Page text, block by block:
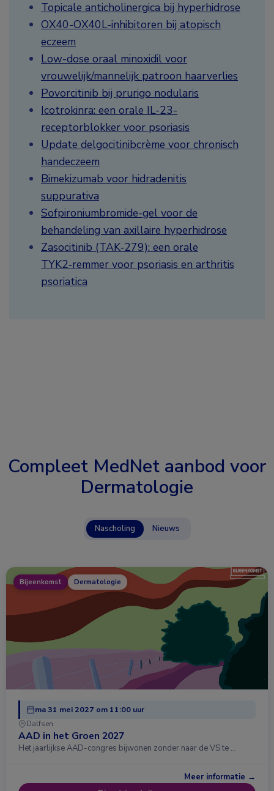
Topicale anticholinergica bij hyperhidrose
OX40-OX40L-inhibitoren bij atopisch
eczeem
Low-dose oraal minoxidil voor
vrouwelijk/mannelijk patroon haarverlies
Povorcitinib bij prurigo nodularis
Icotrokinra: een orale IL-23-
receptorblokker voor psoriasis
Update delgocitinibcrème voor chronisch
handeczeem
Bimekizumab voor hidradenitis
suppurativa
Sofpironiumbromide-gel voor de
behandeling van axillaire hyperhidrose
Zasocitinib (TAK‑279): een orale
TYK2‑remmer voor psoriasis en arthritis
psoriatica
Compleet MedNet aanbod voor
Dermatologie
Nascholing Nieuws
Bijeenkomst Dermatologie
ma 31 mei 2027 om 11:00 uur
Dalfsen
AAD in het Groen 2027
Het jaarlijkse AAD-congres bijwonen zonder naar de VS te …
Meer informatie →